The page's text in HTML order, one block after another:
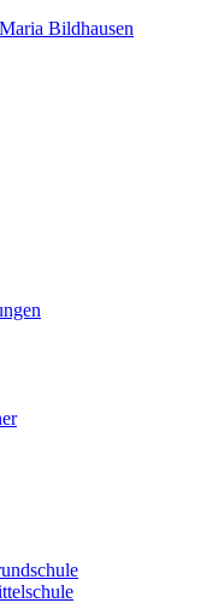
Bildhausen